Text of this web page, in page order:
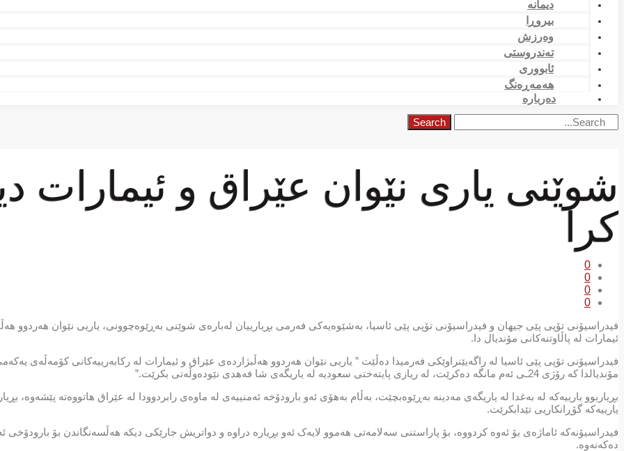
دیمانە
بیروڕا
وەرزش
تەندروستی
ئابووری
هەمەڕەنگ
دەربارە
Search
شوێنی یاری نێوان عێراق و ئیمارات
کرا
0
0
0
0
فیدراسیۆنی تۆپی پێی جیهان و فیدراسیۆنی تۆپی پێی ئاسیا، بەشێوەیەکی فەرمی بڕیارییان لەبارەی شوێنی بەڕێوەچوونی، یاریی نێوان هەردوو
ئیمارات لە پاڵاوتنەکانی مۆندیال دا.
فیدراسیۆنی تۆپی پێی ئاسیا لە راگەیێنراوێکی فەرمیدا دەڵێت ” یاریی نێوان هەردوو هەڵبژاردەی عێراق و ئیمارات لە رکابەرییەکانی کۆمەڵەی
مۆندیالدا کە رۆژی 24ـی ئەم مانگە دەکرێت، لە ریازی پایتەختی سعودیە لە یاریگەی شا فەهدی نێودەوڵەتی بکرێت.”
بڕیاربوو یارییەکە لە بەغدا لە یاریگەی مەدینە بەڕێوەبچێت، بەڵام بەهۆی ئەو بارودۆخە ئەمنییەی لە ماوەی رابردوودا لە عێراق هاتووەتە پێشەوە،
یارییەکە گۆڕانکاریی تێدابکرێت.
فیدراسیۆنەکە ئاماژەی بۆ ئەوە کردووە، بۆ پاراستنی سەلامەتی هەموو لایەک ئەو بڕیارە دراوە و دواتریش جارێکی دیکە هەڵسەنگاندن بۆ بارودۆخی
دەکەنەوە.